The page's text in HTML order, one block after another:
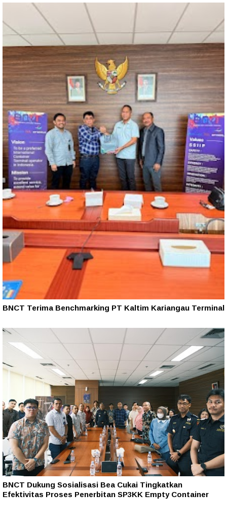
BNCT Terima Benchmarking PT Kaltim Kariangau Terminal
BNCT Dukung Sosialisasi Bea Cukai Tingkatkan
Efektivitas Proses Penerbitan SP3KK Empty Container